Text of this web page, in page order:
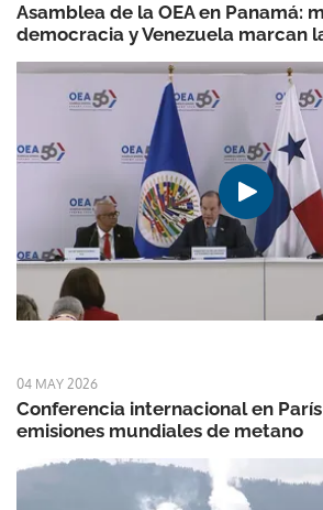
Asamblea de la OEA en Panamá:
democracia y Venezuela marcan
04 MAY 2026
Conferencia internacional en
emisiones mundiales de metano